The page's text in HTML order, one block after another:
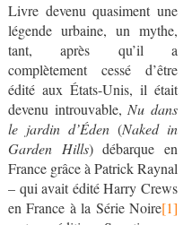
Livre devenu quasiment une
légende urbaine, un mythe,
tant, après qu’il a
complètement cessé d’être
édité aux États-Unis, il était
devenu introuvable, Nu dans
le jardin d’Éden (Naked in
Garden Hills) débarque en
France grâce à Patrick Raynal
– qui avait édité Harry Crews
en France à la Série Noire[1]